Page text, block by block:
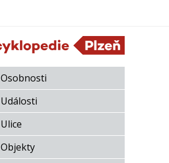
Osobnosti
Události
Ulice
Objekty